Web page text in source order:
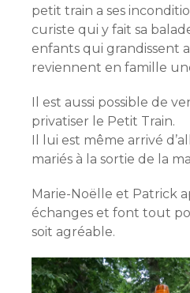
petit train a ses
curiste qui y fait sa
enfants qui grandissent
reviennent en famille
Il est aussi possible de
privatiser le Petit Train.
Il lui est même arrivé
mariés à la sortie de la
Marie-Noëlle et Patrick
échanges et font tout
soit agréable.